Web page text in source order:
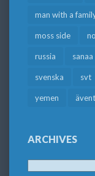
man with a
moss side
russia sanaa
svenska svt
yemen
ARCHIVES